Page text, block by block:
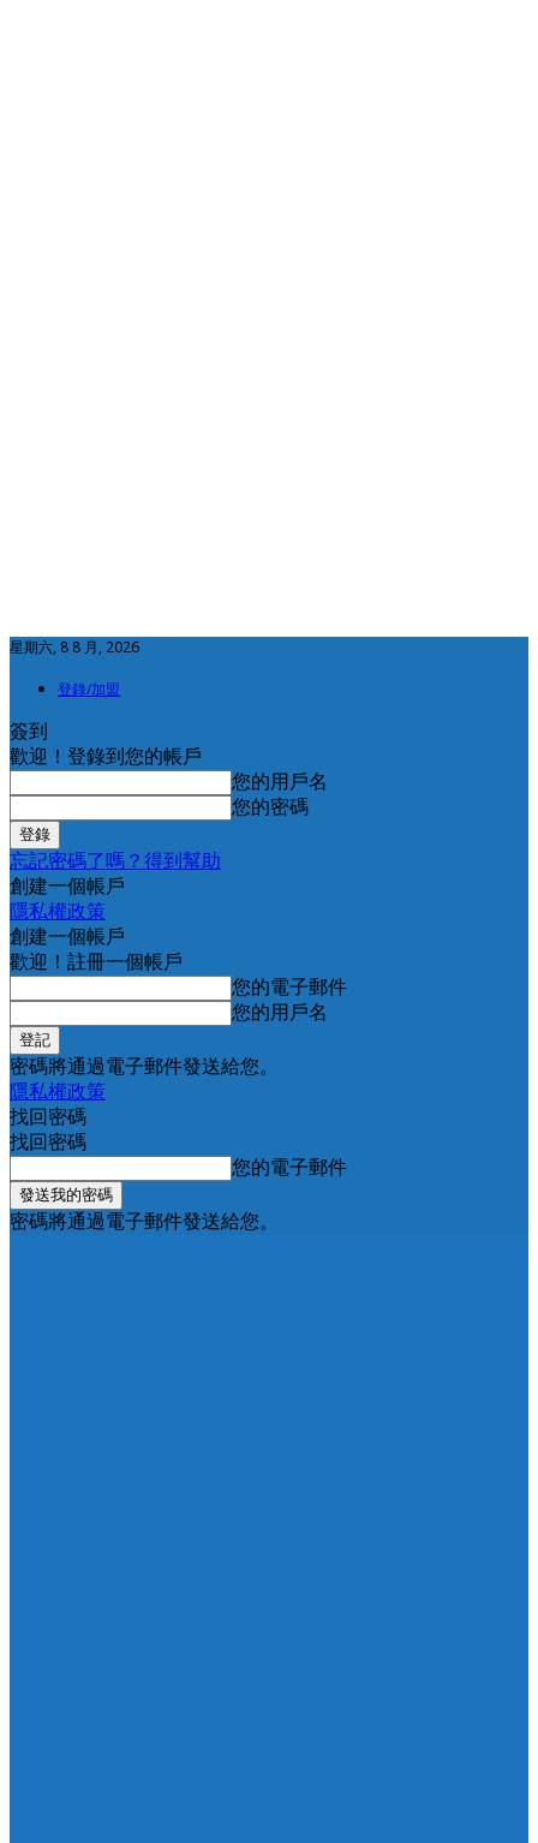
星期六, 8 8 月, 2026
登錄/加盟
簽到
歡迎！登錄到您的帳戶
您的用戶名
您的密碼
忘記密碼了嗎？得到幫助
創建一個帳戶
隱私權政策
創建一個帳戶
歡迎！註冊一個帳戶
您的電子郵件
您的用戶名
密碼將通過電子郵件發送給您。
隱私權政策
找回密碼
找回密碼
您的電子郵件
密碼將通過電子郵件發送給您。